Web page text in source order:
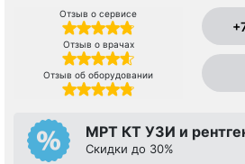
Отзыв о сервисе
Отзыв о врачах
Отзыв об оборудовании
МРТ КТ УЗИ и
Скидки до 30%